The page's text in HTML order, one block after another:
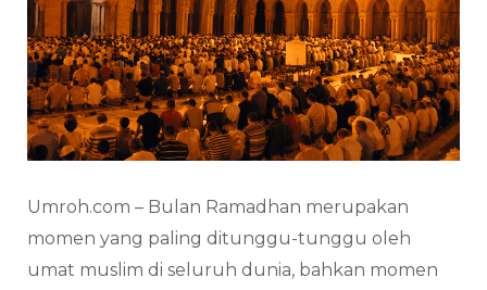
Umroh.com – Bulan Ramadhan merupakan
momen yang paling ditunggu-tunggu oleh
umat muslim di seluruh dunia, bahkan momen